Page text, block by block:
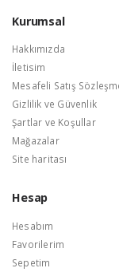
Kurumsal
Hakkımızda
İletisim
Mesafeli Satış
Gizlilik ve Güvenlik
Şartlar ve Koşullar
Mağazalar
Site haritası
Hesap
Hesabım
Favorilerim
Sepetim